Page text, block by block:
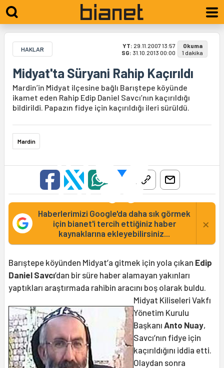
HAKLAR YT: 29.11.2007 13:57
SG: 31.10.2013 00:00
Okuma
1 dakika
Midyat'ta Süryani Rahip Kaçırıldı
Mardin’in Midyat ilçesine bağlı Barıştepe köyünde
ikamet eden Rahip Edip Daniel Savcı’nın kaçırıldığı
bildirildi. Papazın fidye için kaçırıldığı ileri sürüldü.
Mardin
Haberlerimizi Google'da daha sık görmek
için bianet'i tercih ettiğiniz haber
kaynaklarına ekleyebilirsiniz...
×
Barıştepe köyünden Midyat’a gitmek için yola çıkan Edip
Daniel Savcı’dan bir süre haber alamayan yakınları
yaptıkları araştırmada rahibin aracını boş olarak buldu.
Midyat Kiliseleri Vakfı
Yönetim Kurulu
Başkanı Anto Nuay,
Savcı’nın fidye için
kaçırıldığını iddia etti.
Olaydan sonra